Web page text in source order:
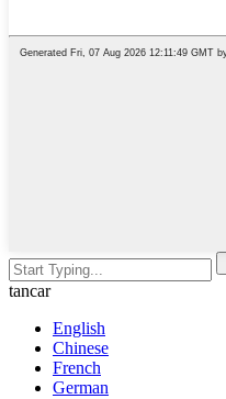
tancar
English
Chinese
French
German